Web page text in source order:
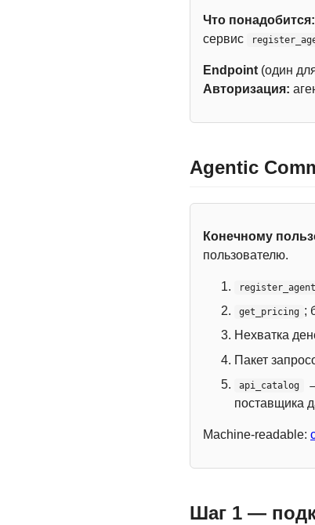
Что понадобится:
сервис
Endpoint (один
Авторизация:
Agentic
Конечному
пользователю.
register_agent
get_pricing ;
Нехватка
Пакет
api_catalog
поставщика
Machine-readable:
Шаг 1 —